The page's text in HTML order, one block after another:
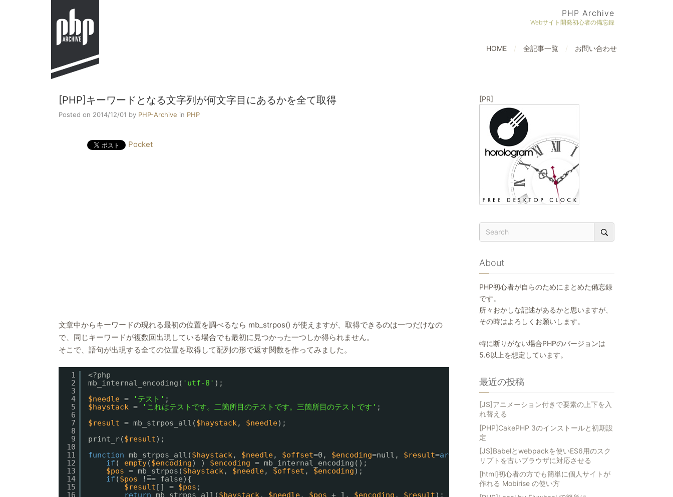
PHP Archive
Webサイト開発初心者の備忘録
HOME 全記事一覧 お問い合わせ
[PHP]キーワードとなる文字列が何文字目にあるかを全て取得
Posted on 2014/12/01 by PHP-Archive in PHP
Pocket
文章中からキーワードの現れる最初の位置を調べるなら mb_strpos() が使えますが、取得できるのは一つだけなの
で、同じキーワードが複数回出現している場合でも最初に見つかった一つしか得られません。
そこで、語句が出現する全ての位置を取得して配列の形で返す関数を作ってみました。
1
2
3
4
5
6
7
8
9
10
11
12
13
14
15
16
<?php
mb_internal_encoding( 'utf-8' );
$needle = 'テスト' ;
$haystack = 'これはテストです。二箇所目のテストです。三箇所目のテストです' ;
$result = mb_strpos_all($haystack , $needle);
print_r($result);
function mb_strpos_all($haystack , $needle, $offset=0, $encoding=null, $result=array
() ){
if ( empty($encoding) ) $encoding = mb_internal_encoding();
$pos = mb_strpos($haystack , $needle, $offset , $encoding);
if ($pos
!== false){
$result [] = $pos ;
return mb_strpos_all($haystack , $needle, $pos + 1, $encoding , $result);
[PR]
About
PHP初心者が自らのためにまとめた備忘録
です。
所々おかしな記述があるかと思いますが、
その時はよろしくお願いします。
特に断りがない場合PHPのバージョンは
5.6以上を想定しています。
最近の投稿
[JS]アニメーション付きで要素の上下を入
れ替える
[PHP]CakePHP 3のインストールと初期設
定
[JS]Babelとwebpackを使いES6用のスク
リプトを古いブラウザに対応させる
[html]初心者の方でも簡単に個人サイトが
作れる Mobirise の使い方